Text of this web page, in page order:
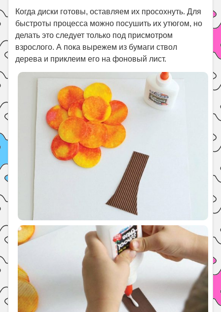
Когда диски готовы, оставляем их просохнуть. Для
быстроты процесса можно посушить их утюгом, но
делать это следует только под присмотром
взрослого. А пока вырежем из бумаги ствол
дерева и приклеим его на фоновый лист.